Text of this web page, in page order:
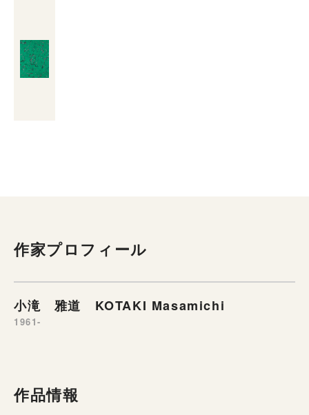
作家プロフィール
小滝 雅道 KOTAKI Masamichi
1961-
作品情報